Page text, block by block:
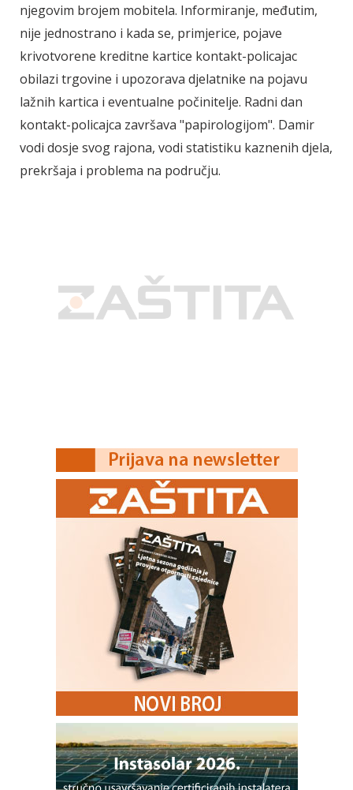
njegovim brojem mobitela. Informiranje, međutim,
nije jednostrano i kada se, primjerice, pojave
krivotvorene kreditne kartice kontakt-policajac
obilazi trgovine i upozorava djelatnike na pojavu
lažnih kartica i eventualne počinitelje. Radni dan
kontakt-policajca završava "papirologijom". Damir
vodi dosje svog rajona, vodi statistiku kaznenih djela,
prekršaja i problema na području.